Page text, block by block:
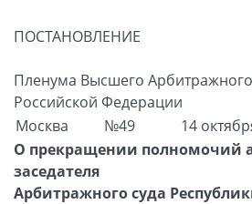
ПОСТАНОВЛЕНИЕ
Пленума Высшего
Российской Федерации
Москва
№49
14
О прекращении полномочий
заседателя
Арбитражного суда